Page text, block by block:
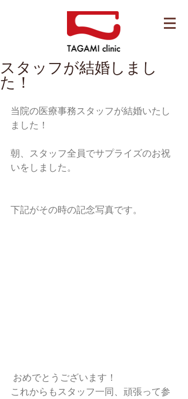
スタッフが結婚しまし
た！
当院の医療事務スタッフが結婚いたし
ました！
朝、スタッフ全員でサプライズのお祝
いをしました。
下記がその時の記念写真です。
おめでとうございます！
これからもスタッフ一同、頑張って参